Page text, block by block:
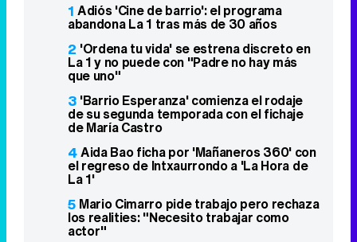
1 Adiós 'Cine de barrio': el programa
abandona La 1 tras más de 30 años
2 'Ordena tu vida' se estrena discreto en
La 1 y no puede con "Padre no hay más
que uno"
3 'Barrio Esperanza' comienza el rodaje
de su segunda temporada con el fichaje
de María Castro
4Aida Bao ficha por 'Mañaneros 360' con
el regreso de Intxaurrondo a 'La Hora de
La 1'
5 Mario Cimarro pide trabajo pero rechaza
los realities: "Necesito trabajar como
actor"